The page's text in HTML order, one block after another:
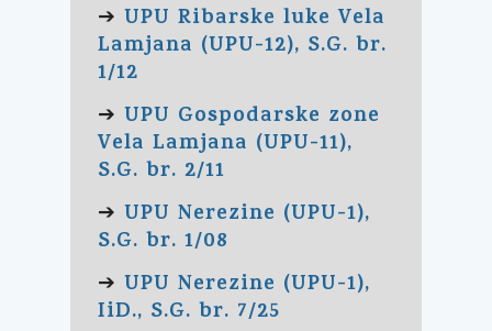
➔ UPU Ribarske luke Vela
Lamjana (UPU-12), S.G. br.
1/12
➔ UPU Gospodarske zone
Vela Lamjana (UPU-11),
S.G. br. 2/11
➔ UPU Nerezine (UPU-1),
S.G. br. 1/08
➔ UPU Nerezine (UPU-1),
IiD., S.G. br. 7/25